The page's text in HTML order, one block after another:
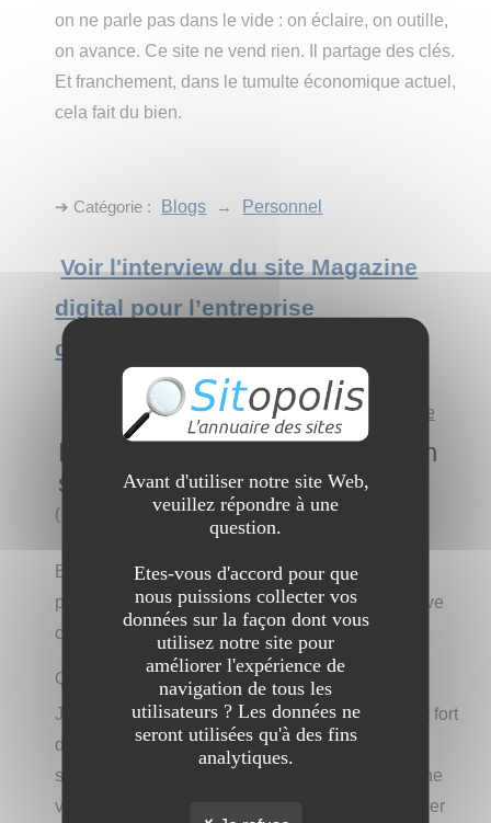
on ne parle pas dans le vide : on éclaire, on outille,
on avance. Ce site ne vend rien. Il partage des clés.
Et franchement, dans le tumulte économique actuel,
cela fait du bien.
➔ Catégorie : Blogs → Personnel
Voir l'interview du site Magazine
digital pour l’entreprise
d’aujourd’hui
La Conciergerie Facile : Location
saisonnière
(
Bienvenue surLa Conciergerie Facile
partenaire incontournable pour lagestion
locative
court terme à Nantes !
Qui sommes-nous ?
Je suis le dirigeant de La Conciergerie Facile, et fort
de plusieurs années d'expertise en location
saisonnière, j'ai fait de la
immobilière une
véritable passion. Notre objectif est simple : libérer
Avant d'utiliser notre site Web,
veuillez répondre à une
question.
Etes-vous d'accord pour que
nous puissions collecter vos
données sur la façon dont vous
utilisez notre site pour
améliorer l'expérience de
navigation de tous les
utilisateurs ? Les données ne
seront utilisées qu'à des fins
analytiques.